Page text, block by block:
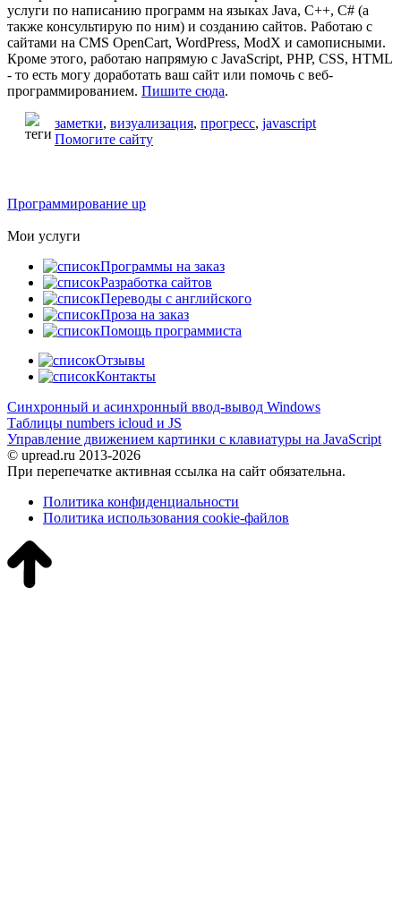
услуги по написанию программ на языках Java, C++, C# (а
также консультирую по ним) и созданию сайтов. Работаю с
сайтами на CMS OpenCart, WordPress, ModX и самописными.
Кроме этого, работаю напрямую с JavaScript, PHP, CSS, HTML
- то есть могу доработать ваш сайт или помочь с веб-
программированием. Пишите сюда.
заметки, визуализация, прогресс, javascript
Помогите сайту
Программирование up
Мои услуги
Программы на заказ
Разработка сайтов
Переводы с английского
Проза на заказ
Помощь программиста
Отзывы
Контакты
Синхронный и асинхронный ввод-вывод Windows
Таблицы numbers icloud и JS
Управление движением картинки с клавиатуры на JavaScript
© upread.ru 2013-2026
При перепечатке активная ссылка на сайт обязательна.
Политика конфиденциальности
Политика использования cookie-файлов